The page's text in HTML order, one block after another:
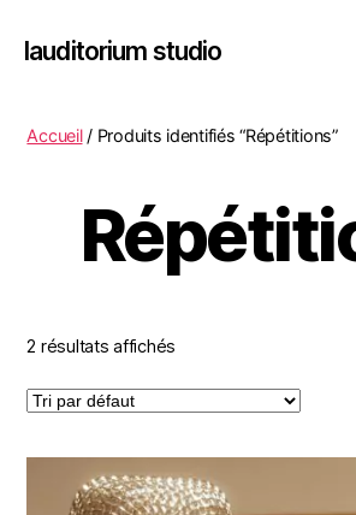
lauditorium studio
Accueil/ Produits identifiés “Répétitions”
2 résultats affichés